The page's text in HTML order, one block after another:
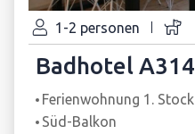
1-2 personen
Badhotel A314
Ferienwohnung 1. Stock
Süd-Balkon